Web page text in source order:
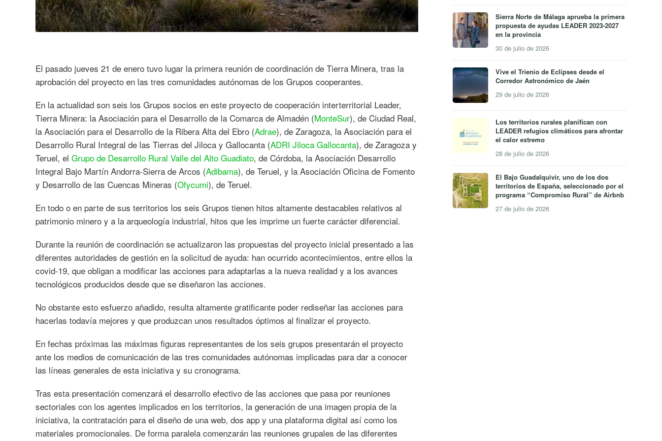
El pasado jueves 21 de enero tuvo lugar la primera reunión de coordinación de Tierra Minera, tras la
aprobación del proyecto en las tres comunidades autónomas de los Grupos cooperantes.
En la actualidad son seis los Grupos socios en este proyecto de cooperación interterritorial Leader,
Tierra Minera: la Asociación para el Desarrollo de la Comarca de Almadén (MonteSur), de Ciudad Real,
la Asociación para el Desarrollo de la Ribera Alta del Ebro (Adrae), de Zaragoza, la Asociación para el
Desarrollo Rural Integral de las Tierras del Jiloca y Gallocanta (ADRI Jiloca Gallocanta), de Zaragoza y
Teruel, el Grupo de Desarrollo Rural Valle del Alto Guadiato, de Córdoba, la Asociación Desarrollo
Integral Bajo Martín Andorra-Sierra de Arcos (Adibama), de Teruel, y la Asociación Oficina de Fomento
y Desarrollo de las Cuencas Mineras (Ofycumi), de Teruel.
En todo o en parte de sus territorios los seis Grupos tienen hitos altamente destacables relativos al
patrimonio minero y a la arqueología industrial, hitos que les imprime un fuerte carácter diferencial.
Durante la reunión de coordinación se actualizaron las propuestas del proyecto inicial presentado a las
diferentes autoridades de gestión en la solicitud de ayuda: han ocurrido acontecimientos, entre ellos la
covid-19, que obligan a modificar las acciones para adaptarlas a la nueva realidad y a los avances
tecnológicos producidos desde que se diseñaron las acciones.
No obstante esto esfuerzo añadido, resulta altamente gratificante poder rediseñar las acciones para
hacerlas todavía mejores y que produzcan unos resultados óptimos al finalizar el proyecto.
En fechas próximas las máximas figuras representantes de los seis grupos presentarán el proyecto
ante los medios de comunicación de las tres comunidades autónomas implicadas para dar a conocer
las líneas generales de esta iniciativa y su cronograma.
Tras esta presentación comenzará el desarrollo efectivo de las acciones que pasa por reuniones
sectoriales con los agentes implicados en los territorios, la generación de una imagen propia de la
iniciativa, la contratación para el diseño de una web, dos app y una plataforma digital así como los
materiales promocionales. De forma paralela comenzarán las reuniones grupales de las diferentes
Sierra Norte de Málaga aprueba la primera
propuesta de ayudas LEADER 2023-2027
en la provincia
30 de julio de 2026
Vive el Trienio de Eclipses desde el
Corredor Astronómico de Jaén
29 de julio de 2026
Los territorios rurales planifican con
LEADER refugios climáticos para afrontar
el calor extremo
28 de julio de 2026
El Bajo Guadalquivir, uno de los dos
territorios de España, seleccionado por el
programa “Compromiso Rural” de Airbnb
27 de julio de 2026